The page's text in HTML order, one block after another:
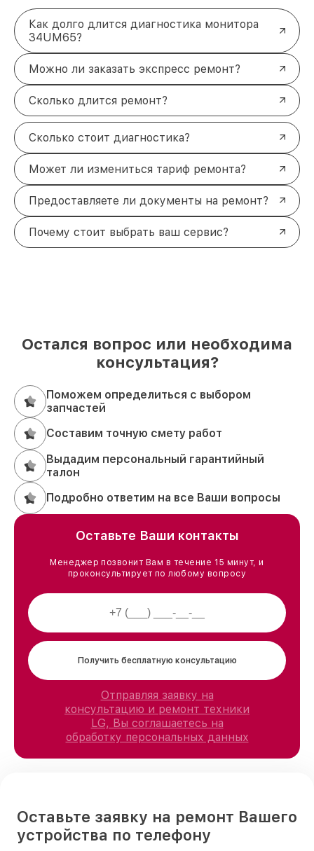
Как долго длится диагностика монитора
34UM65?
Можно ли заказать экспресс ремонт?
Сколько длится ремонт?
Сколько стоит диагностика?
Может ли измениться тариф ремонта?
Предоставляете ли документы на ремонт?
Почему стоит выбрать ваш сервис?
Остался вопрос или необходима
консультация?
Поможем определиться с выбором
запчастей
Составим точную смету работ
Выдадим персональный гарантийный
талон
Подробно ответим на все Ваши вопросы
Оставьте Ваши контакты
Менеджер позвонит Вам в течение 15 минут, и
проконсультирует по любому вопросу
Получить бесплатную консультацию
Отправляя заявку на
консультацию и ремонт техники
LG, Вы соглашаетесь на
обработку персональных данных
Оставьте заявку на ремонт Вашего
устройства по телефону